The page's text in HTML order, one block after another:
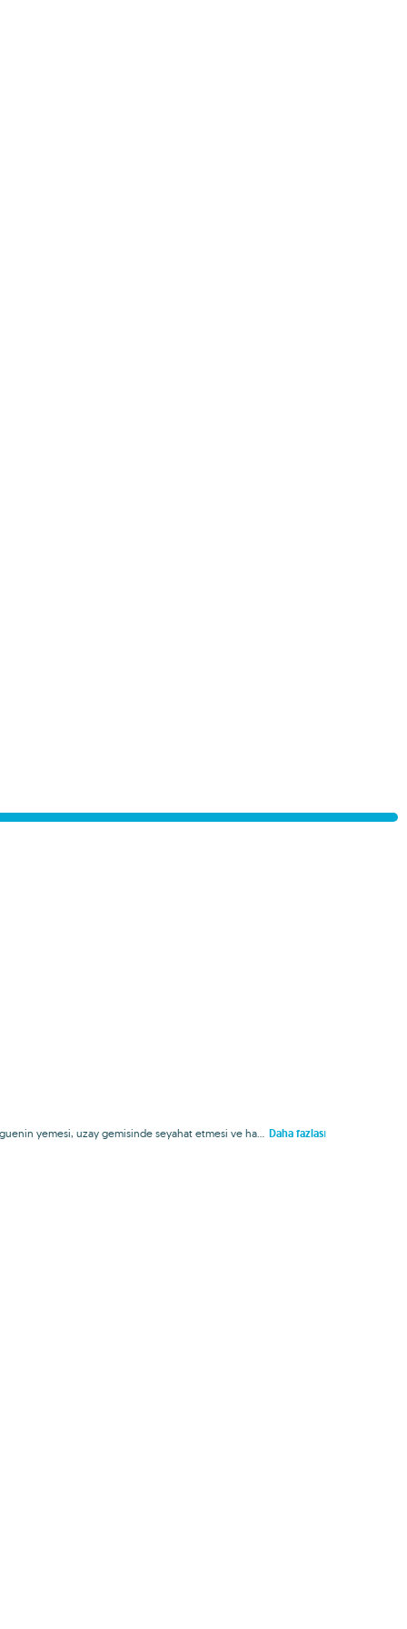
yemesi, uzay gemisinde seyahat etmesi ve ha... Daha fazlası